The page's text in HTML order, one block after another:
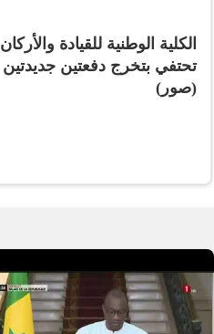
الكلية الوطنية للقيادة والأركان
تحتفي بتخرج دفعتين جديدتين
(صور)